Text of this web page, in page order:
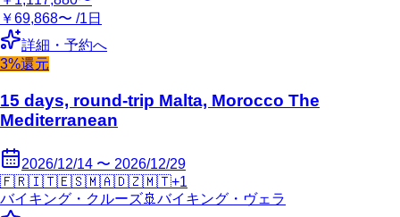
￥69,868〜 /1日
詳細・予約へ
3%還元
15 days, round-trip Malta, Morocco The
Mediterranean
2026/12/14 〜 2026/12/29
🇫🇷🇮🇹🇪🇸🇲🇦🇩🇿🇲🇹+1
バイキング・クルーズ🚢 バイキング・ヴェラ